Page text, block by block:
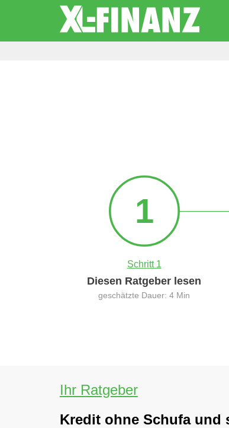
1
Schritt 1
Diesen Ratgeber lesen
geschätzte Dauer: 4 Min
Ihr Ratgeber
Kredit ohne Schufa und